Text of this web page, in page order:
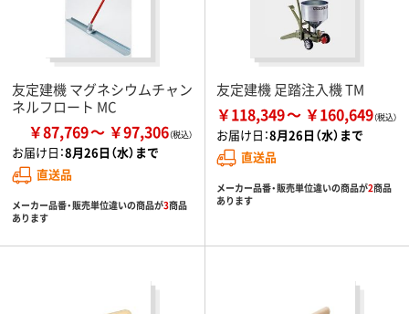
友定建機 マグネシウムチャン
ネルフロート MC
￥87,769 ￥97,306
お届け日：8月26日（水）まで
直送品
メーカー品番・販売単位違いの商品が3商品
あります
友定建機 足踏注入機 TM
￥118,349 ￥160,649
お届け日：8月26日（水）まで
直送品
メーカー品番・販売単位違いの商品が2商品
あります